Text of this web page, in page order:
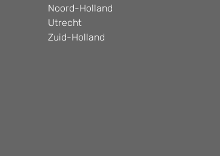
Noord-Holland
Utrecht
Zuid-Holland